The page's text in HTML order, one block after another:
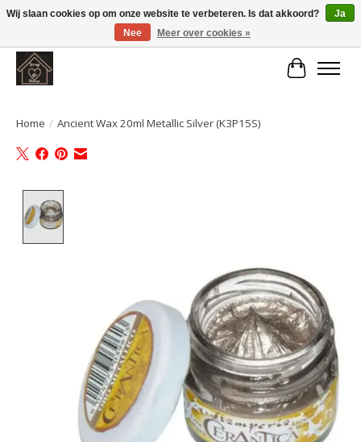
Large selection of products and fast shipping!
Home / Ancient Wax 20ml Metallic Silver (K3P15S)
Wij slaan cookies op om onze website te verbeteren. Is dat akkoord?
Ja
Nee
Meer over cookies »